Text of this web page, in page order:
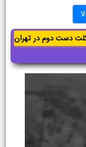
دست دوم در تهران